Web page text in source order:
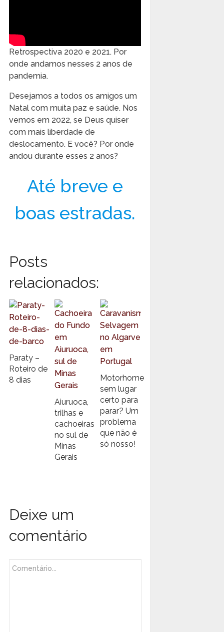
Retrospectiva 2020 e 2021. Por
onde andamos nesses 2 anos de
pandemia.
Desejamos a todos os amigos um
Natal com muita paz e saúde. Nos
vemos em 2022, se Deus quiser
com mais liberdade de
deslocamento. E você? Por onde
andou durante esses 2 anos?
Até breve e
boas estradas.
Posts
relacionados:
Paraty –
Roteiro de
8 dias
Aiuruoca,
trilhas e
cachoeiras
no sul de
Minas
Gerais
Motorhome
sem lugar
certo para
parar? Um
problema
que não é
só nosso!
Deixe um
comentário